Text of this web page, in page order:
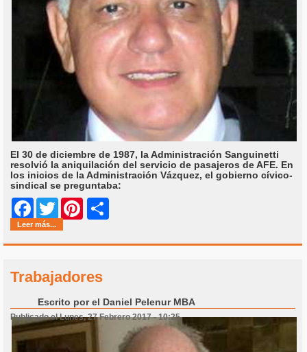
El 30 de diciembre de 1987, la Administración Sanguinetti
resolvió la aniquilación del servicio de pasajeros de AFE. En
los inicios de la Administración Vázquez, el gobierno cívico-
sindical se preguntaba:
Facebook
Twitter Pinterest
Leer más...
Trabajadores
Escrito porel Daniel Pelenur MBA
Publicado el Lunes, 27 Febrero 2017 - 10:25